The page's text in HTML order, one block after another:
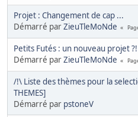
Projet : Changement de cap ...
Démarré parZieuTleMoNde
Petits Futés : un nouveau projet ?!
Démarré parZieuTleMoNde
/!\ Liste des thèmes pour la
THEMES]
Démarré par pstoneV